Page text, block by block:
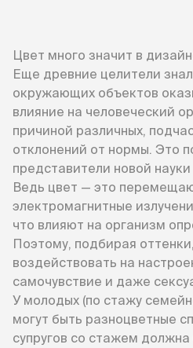
Цвет много значит в
Еще древние целители
окружающих объектов
влияние на человеческий
причиной различных,
отклонений от нормы. Это
представители новой
Ведь цвет — это
электромагнитные
что влияют на организм
Поэтому, подбирая
воздействовать на
самочувствие и даже
У молодых (по стажу
могут быть разноцветные
супругов со стажем